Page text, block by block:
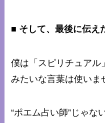
■ そして、最後に伝え
僕は「スピリチュアル
みたいな言葉は使いま
“ポエム占い師”じゃな